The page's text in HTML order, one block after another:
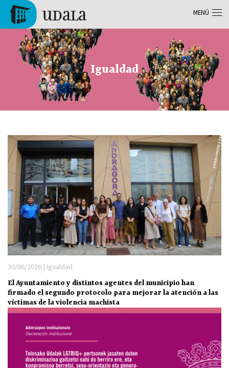
Pasar al contenido principal
Tolosa
Igualdad
30/06/2026 | Igualdad
El Ayuntamiento y distintos agentes del municipio han
firmado el segundo protocolo para mejorar la atención a las
víctimas de la violencia machista
MENÚ